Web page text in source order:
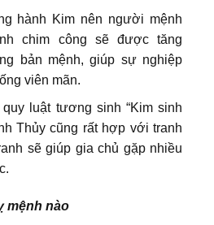
hành Kim nên người mệnh
chim công sẽ được tăng
bản mệnh, giúp sự nghiệp
viên mãn.
quy luật tương sinh “Kim sinh
Thủy cũng rất hợp với tranh
sẽ giúp gia chủ gặp nhiều
mệnh nào